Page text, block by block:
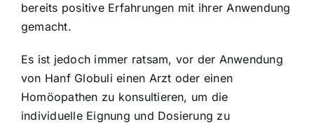
bereits positive Erfahrungen mit ihrer Anwendung
gemacht.
Es ist jedoch immer ratsam, vor der Anwendung
von Hanf Globuli einen Arzt oder einen
Homöopathen zu konsultieren, um die
individuelle Eignung und Dosierung zu